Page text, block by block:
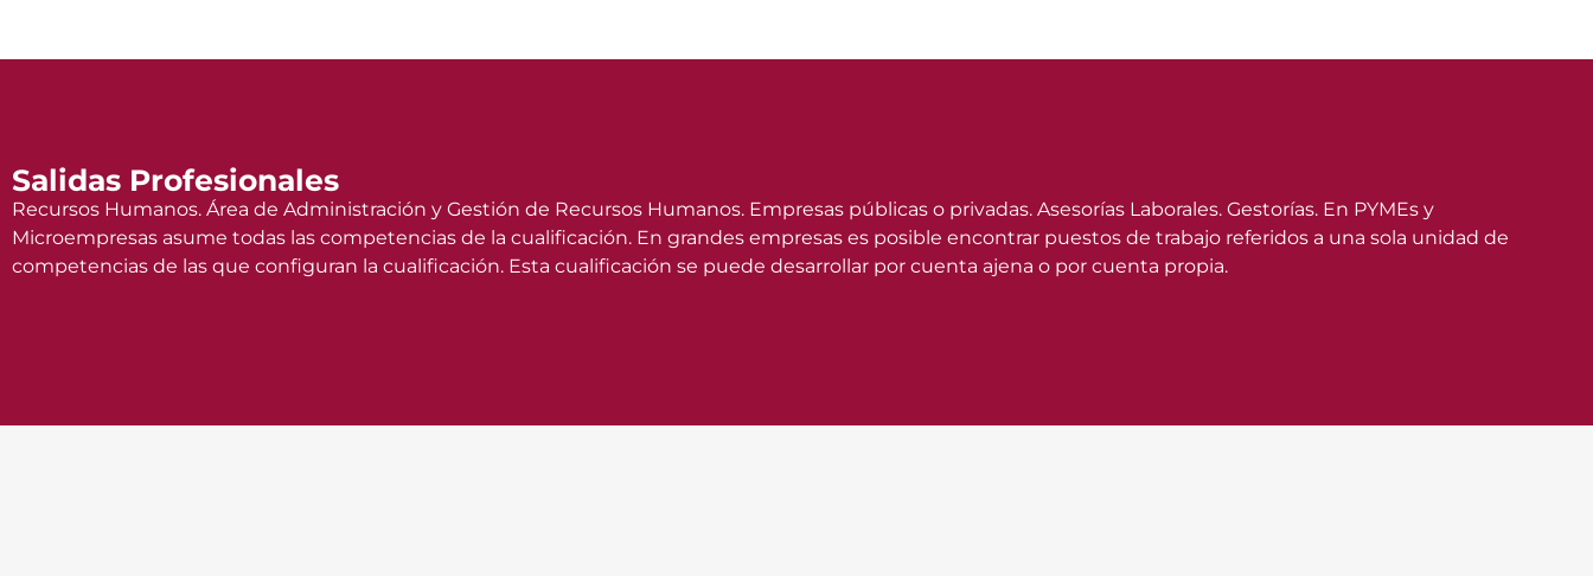
Salidas Profesionales
Recursos Humanos. Área de Administración y Gestión de Recursos Humanos. Empresas públicas o privadas. Asesorías Laborales. Gestorías. En PYMEs y
Microempresas asume todas las competencias de la cualificación. En grandes empresas es posible encontrar puestos de trabajo referidos a una sola unidad de
competencias de las que configuran la cualificación. Esta cualificación se puede desarrollar por cuenta ajena o por cuenta propia.